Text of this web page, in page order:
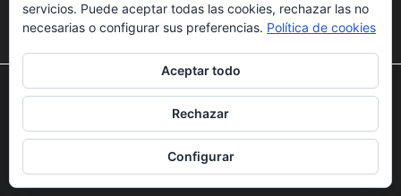
Copyright © 2018.Fly News.Noticias aerospacial
UAS aviación comercial
Utilizamos cookies para ofrecerte la mejor experiencia en
nuestra web.
Puedes aprender más sobre qué cookies utilizamos o
desactivarlas en losajustes.
servicios. Puede aceptar todas las cookies, rechazar las no
necesarias o configurar sus preferencias. Política de cookies
Aceptar todo
Rechazar
Configurar